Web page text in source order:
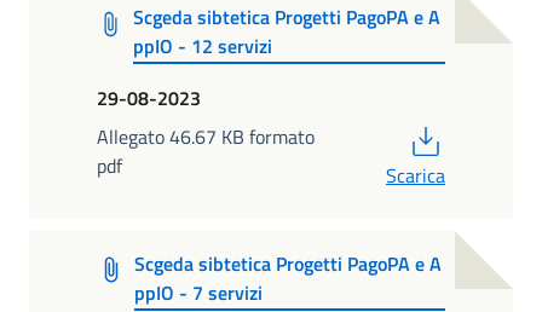
Scgeda sibtetica Progetti PagoPA e A
ppIO - 12 servizi
29-08-2023
Allegato 46.67 KB formato
pdf
Scarica
Scgeda sibtetica Progetti PagoPA e A
ppIO - 7 servizi